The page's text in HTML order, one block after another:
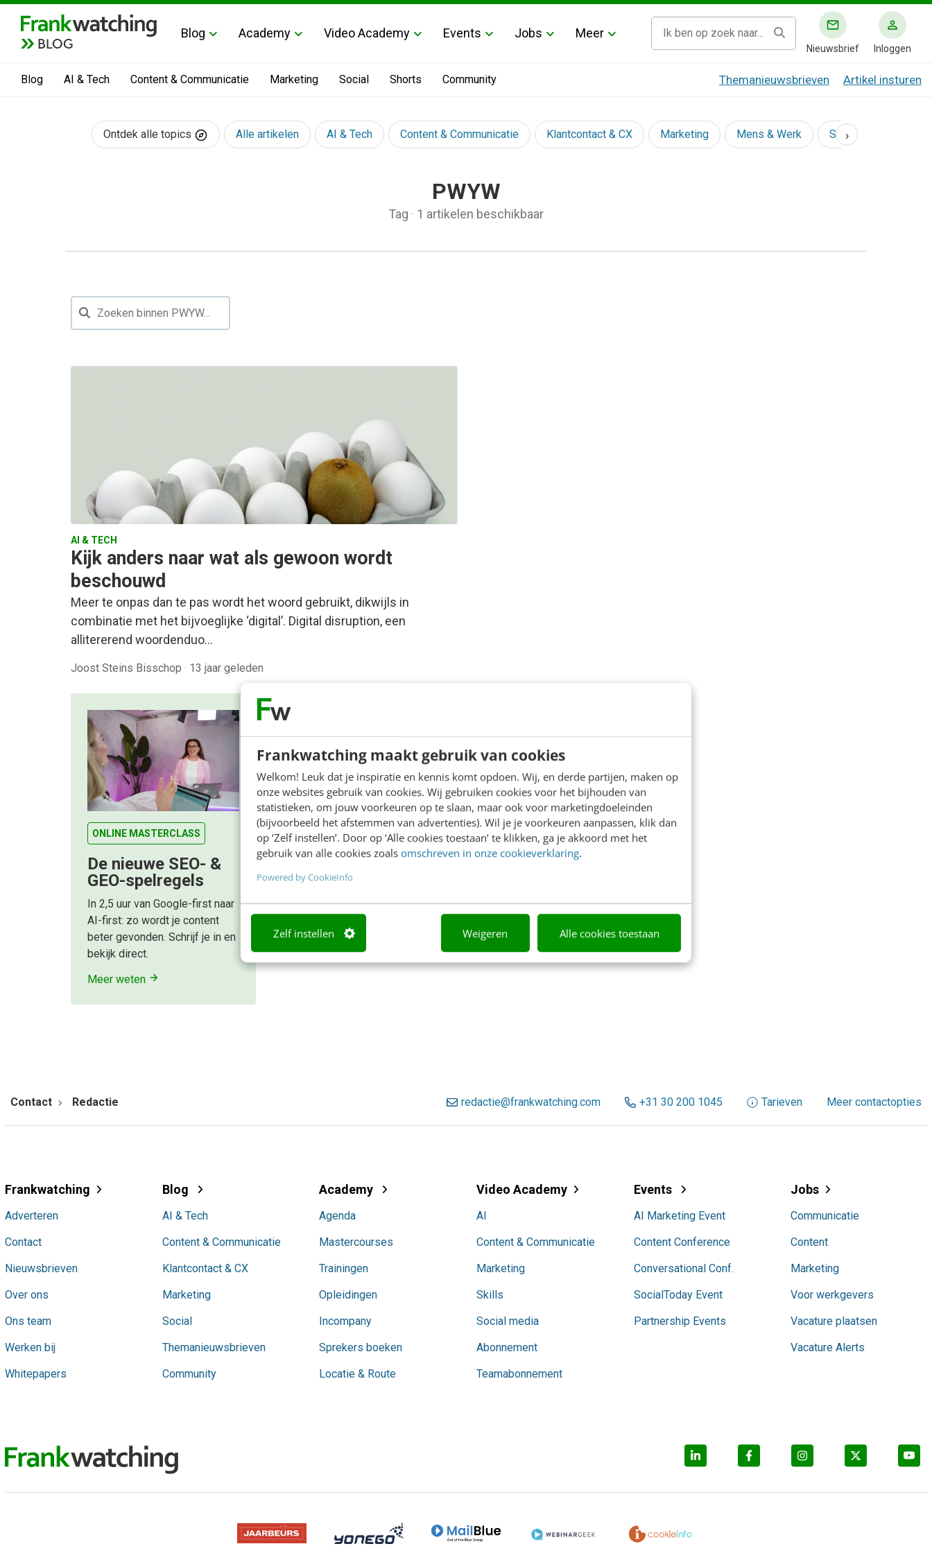
Frankwatching maakt gebruik van cookies
Welkom! Leuk dat je inspiratie en kennis komt opdoen. Wij, en derde partijen, maken op
onze websites gebruik van cookies. Wij gebruiken cookies voor het bijhouden van
statistieken, om jouw voorkeuren op te slaan, maar ook voor marketingdoeleinden
(bijvoorbeeld het afstemmen van advertenties). Wil je je voorkeuren aanpassen, klik dan
op ‘Zelf instellen’. Door op ‘Alle cookies toestaan’ te klikken, ga je akkoord met het
gebruik van alle cookies zoals omschreven in onze cookieverklaring.
Powered by CookieInfo
Zelf instellen Weigeren Alle cookies toestaan
BLOG
Blog Academy Video Academy Events Jobs Meer
Nieuwsbrief Inloggen
Blog AI & Tech Content & Communicatie Marketing Social Shorts Community Themanieuwsbrieven Artikel insturen
Ontdek alle topics Alle artikelen AI & Tech Content & Communicatie Klantcontact & CX Marketing Mens & Werk Social
›
PWYW
Tag · 1 artikelen beschikbaar
AI & TECH
Kijk anders naar wat als gewoon wordt
beschouwd
Meer te onpas dan te pas wordt het woord gebruikt, dikwijls in
combinatie met het bijvoeglijke ‘digital’. Digital disruption, een
allitererend woordenduo…
Joost Steins Bisschop · 13 jaar geleden
ONLINE MASTERCLASS
De nieuwe SEO- &
GEO-spelregels
In 2,5 uur van Google-first naar
AI-first: zo wordt je content
beter gevonden. Schrijf je in en
bekijk direct.
Meer weten
Contact Redactie redactie@frankwatching.com +31 30 200 1045 Tarieven Meer contactopties
Frankwatching
Adverteren
Contact
Nieuwsbrieven
Over ons
Ons team
Werken bij
Whitepapers
Blog
AI & Tech
Content & Communicatie
Klantcontact & CX
Marketing
Social
Themanieuwsbrieven
Community
Academy
Agenda
Mastercourses
Trainingen
Opleidingen
Incompany
Sprekers boeken
Locatie & Route
Video Academy
AI
Content & Communicatie
Marketing
Skills
Social media
Abonnement
Teamabonnement
Events
AI Marketing Event
Content Conference
Conversational Conf.
SocialToday Event
Partnership Events
Jobs
Communicatie
Content
Marketing
Voor werkgevers
Vacature plaatsen
Vacature Alerts